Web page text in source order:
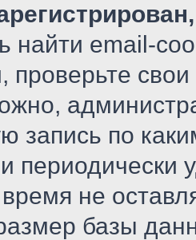
найти email-
проверьте
запись по
периодически
не
базы